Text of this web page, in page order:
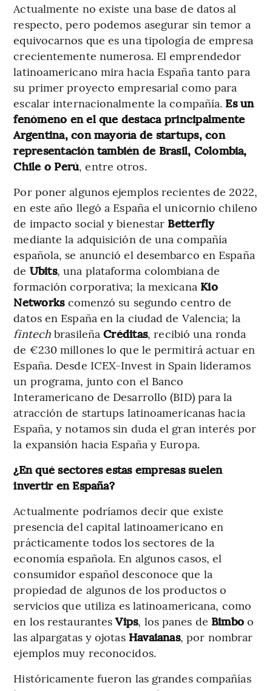
Actualmente no existe una base de datos al
respecto, pero podemos asegurar sin temor a
equivocarnos que es una tipología de empresa
crecientemente numerosa. El emprendedor
latinoamericano mira hacia España tanto para
su primer proyecto empresarial como para
escalar internacionalmente la compañía. Es un
fenómeno en el que destaca principalmente
Argentina, con mayoría de startups, con
representación también de Brasil, Colombia,
Chile o Perú, entre otros.
Por poner algunos ejemplos recientes de 2022,
en este año llegó a España el unicornio chileno
de impacto social y bienestar Betterfly
mediante la adquisición de una compañía
española, se anunció el desembarco en España
de Ubits, una plataforma colombiana de
formación corporativa; la mexicanaKio
Networks comenzó su segundo centro de
datos en España en la ciudad de Valencia; la
fintech brasileñaCréditas, recibió una ronda
de €230 millones lo que le permitirá actuar en
España. Desde ICEX-Invest in Spain lideramos
un programa, junto con el Banco
Interamericano de Desarrollo (BID) para la
atracción de startups latinoamericanas hacia
España, y notamos sin duda el gran interés por
la expansión hacia España y Europa.
¿En qué sectores estas empresas suelen
invertir en España?
Actualmente podríamos decir que existe
presencia del capital latinoamericano en
prácticamente todos los sectores de la
economía española. En algunos casos, el
consumidor español desconoce que la
propiedad de algunos de los productos o
servicios que utiliza es latinoamericana, como
en los restaurantesVips, los panes de Bimbo o
las alpargatas y ojotas Havaianas, por nombrar
ejemplos muy reconocidos.
Históricamente fueron las grandes compañías